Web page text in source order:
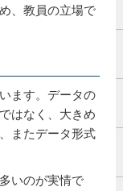
、教員の立場で
ます。データの
はなく、大きめ
またデータ形式
いのが実情で